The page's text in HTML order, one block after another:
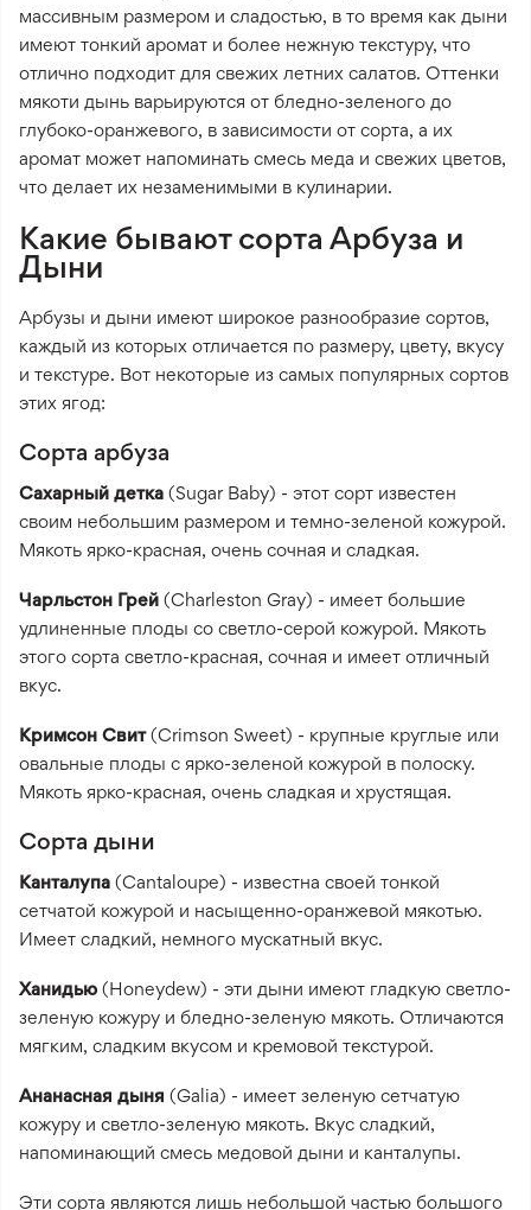
массивным размером и сладостью, в то время как дыни
имеют тонкий аромат и более нежную текстуру, что
отлично подходит для свежих летних салатов. Оттенки
мякоти дынь варьируются от бледно-зеленого до
глубоко-оранжевого, в зависимости от сорта, а их
аромат может напоминать смесь меда и свежих цветов,
что делает их незаменимыми в кулинарии.
Какие бывают сорта Арбуза и
Дыни
Арбузы и дыни имеют широкое разнообразие сортов,
каждый из которых отличается по размеру, цвету, вкусу
и текстуре. Вот некоторые из самых популярных сортов
этих ягод:
Сорта арбуза
Сахарный детка (Sugar Baby) - этот сорт известен
своим небольшим размером и темно-зеленой кожурой.
Мякоть ярко-красная, очень сочная и сладкая.
Чарльстон Грей (Charleston Gray) - имеет большие
удлиненные плоды со светло-серой кожурой. Мякоть
этого сорта светло-красная, сочная и имеет отличный
вкус.
Кримсон Свит(Crimson Sweet) - крупные круглые или
овальные плоды с ярко-зеленой кожурой в полоску.
Мякоть ярко-красная, очень сладкая и хрустящая.
Сорта дыни
Канталупа (Cantaloupe) - известна своей тонкой
сетчатой кожурой и насыщенно-оранжевой мякотью.
Имеет сладкий, немного мускатный вкус.
Ханидью (Honeydew) - эти дыни имеют гладкую светло-
зеленую кожуру и бледно-зеленую мякоть. Отличаются
мягким, сладким вкусом и кремовой текстурой.
Ананасная дыня (Galia) - имеет зеленую сетчатую
кожуру и светло-зеленую мякоть. Вкус сладкий,
напоминающий смесь медовой дыни и канталупы.
Эти сорта являются лишь небольшой частью большого